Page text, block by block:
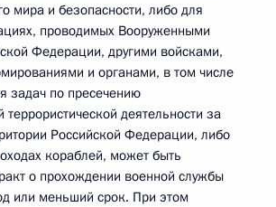
мира и безопасности, либо для
проводимых Вооруженными
Федерации, другими войсками,
и органами, в том числе
задач по пресечению
деятельности за
Российской Федерации, либо
кораблей, может быть
о прохождении военной службы
или меньший срок. При этом